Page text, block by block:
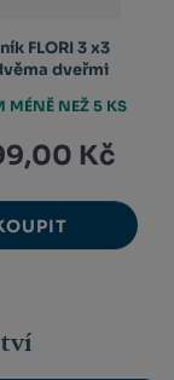
FLORI 3 x3
dveřmi
Kč
MÉNĚ NEŽ 5 KS